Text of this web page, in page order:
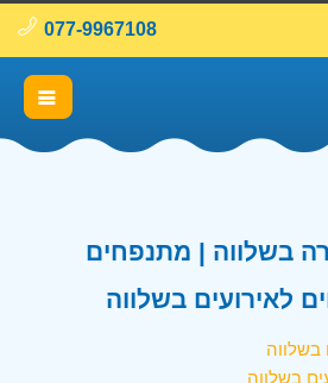
077-9967108
בשלווה | מתנפחים
לאירועים בשלווה
בשלווה